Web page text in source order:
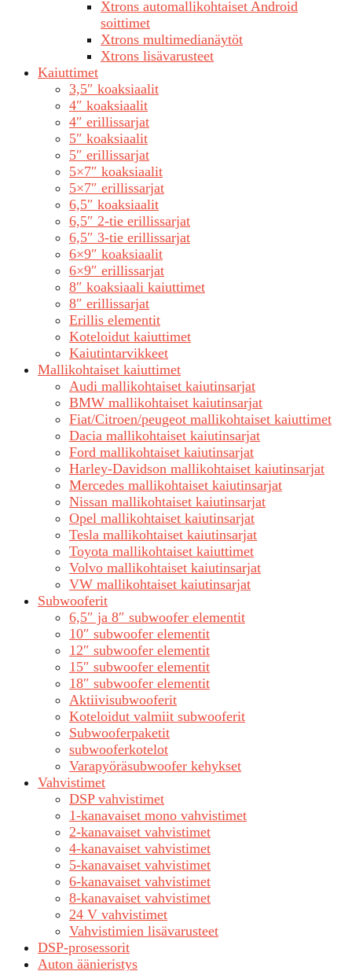
Xtrons automallikohtaiset Android
soittimet
Xtrons multimedianäytöt
Xtrons lisävarusteet
Kaiuttimet
3,5″ koaksiaalit
4″ koaksiaalit
4″ erillissarjat
5″ koaksiaalit
5″ erillissarjat
5×7″ koaksiaalit
5×7″ erillissarjat
6,5″ koaksiaalit
6,5″ 2-tie erillissarjat
6,5″ 3-tie erillissarjat
6×9″ koaksiaalit
6×9″ erillissarjat
8″ koaksiaali kaiuttimet
8″ erillissarjat
Erillis elementit
Koteloidut kaiuttimet
Kaiutintarvikkeet
Mallikohtaiset kaiuttimet
Audi mallikohtaiset kaiutinsarjat
BMW mallikohtaiset kaiutinsarjat
Fiat/Citroen/peugeot mallikohtaiset kaiuttimet
Dacia mallikohtaiset kaiutinsarjat
Ford mallikohtaiset kaiutinsarjat
Harley-Davidson mallikohtaiset kaiutinsarjat
Mercedes mallikohtaiset kaiutinsarjat
Nissan mallikohtaiset kaiutinsarjat
Opel mallikohtaiset kaiutinsarjat
Tesla mallikohtaiset kaiutinsarjat
Toyota mallikohtaiset kaiuttimet
Volvo mallikohtaiset kaiutinsarjat
VW mallikohtaiset kaiutinsarjat
Subwooferit
6,5″ ja 8″ subwoofer elementit
10″ subwoofer elementit
12″ subwoofer elementit
15″ subwoofer elementit
18″ subwoofer elementit
Aktiivisubwooferit
Koteloidut valmiit subwooferit
Subwooferpaketit
subwooferkotelot
Varapyöräsubwoofer kehykset
Vahvistimet
DSP vahvistimet
1-kanavaiset mono vahvistimet
2-kanavaiset vahvistimet
4-kanavaiset vahvistimet
5-kanavaiset vahvistimet
6-kanavaiset vahvistimet
8-kanavaiset vahvistimet
24 V vahvistimet
Vahvistimien lisävarusteet
DSP-prosessorit
Auton äänieristys